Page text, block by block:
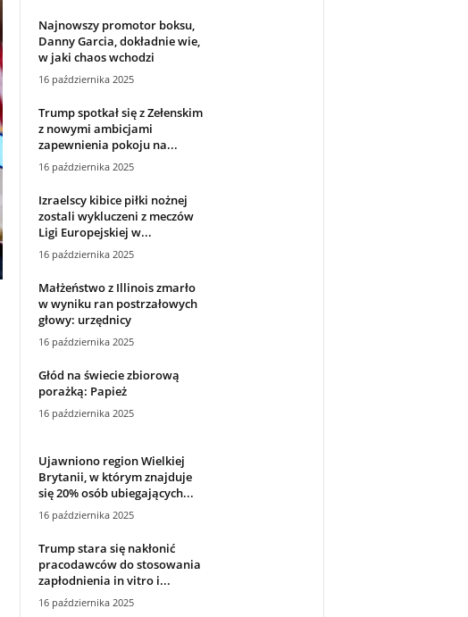
Najnowszy promotor boksu,
Danny Garcia, dokładnie wie,
w jaki chaos wchodzi
16 października 2025
Trump spotkał się z Zełenskim
z nowymi ambicjami
zapewnienia pokoju na...
16 października 2025
Izraelscy kibice piłki nożnej
zostali wykluczeni z meczów
Ligi Europejskiej w...
16 października 2025
Małżeństwo z Illinois zmarło
w wyniku ran postrzałowych
głowy: urzędnicy
16 października 2025
Głód na świecie zbiorową
porażką: Papież
16 października 2025
Ujawniono region Wielkiej
Brytanii, w którym znajduje
się 20% osób ubiegających...
16 października 2025
Trump stara się nakłonić
pracodawców do stosowania
zapłodnienia in vitro i...
16 października 2025